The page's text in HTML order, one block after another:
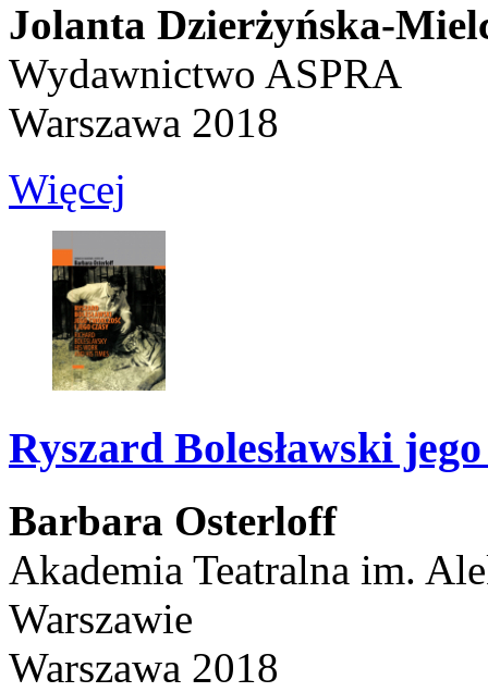
Jolanta Dzierżyńska-
Wydawnictwo ASPRA
Warszawa 2018
Więcej
Ryszard Bolesławski
Barbara Osterloff
Akademia Teatralna im.
Warszawie
Warszawa 2018